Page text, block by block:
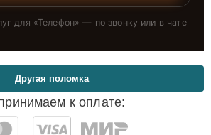
для «Телефон» — по звонку или в чате
к оплате:
Другая поломка